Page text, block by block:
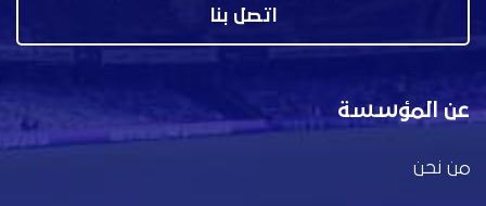
اتصل بنا
عن المؤسسة
من نحن